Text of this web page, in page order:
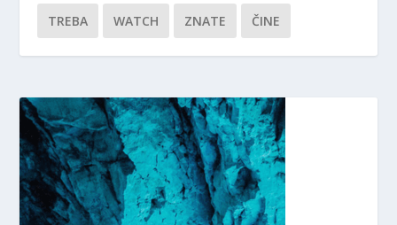
TREBA WATCH ZNATE ČINE